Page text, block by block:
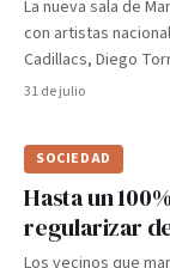
La nueva sala de
con artistas
Cadillacs, Diego
31 de julio
SOCIEDAD
Hasta un
regularizar
Los vecinos que